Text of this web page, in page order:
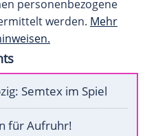
personenbezogene
werden. Mehr
Semtex im Spiel
für Aufruhr!